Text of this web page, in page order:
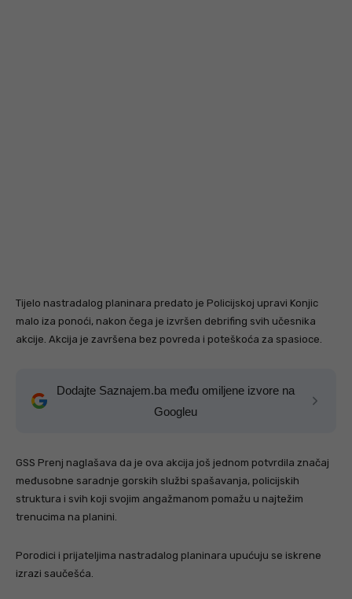
Tijelo nastradalog planinara predato je Policijskoj upravi Konjic
malo iza ponoći, nakon čega je izvršen debrifing svih učesnika
akcije. Akcija je završena bez povreda i poteškoća za spasioce.
Dodajte Saznajem.ba među omiljene izvore na
Googleu
GSS Prenj naglašava da je ova akcija još jednom potvrdila značaj
međusobne saradnje gorskih službi spašavanja, policijskih
struktura i svih koji svojim angažmanom pomažu u najtežim
trenucima na planini.
Porodici i prijateljima nastradalog planinara upućuju se iskrene
izrazi saučešća.